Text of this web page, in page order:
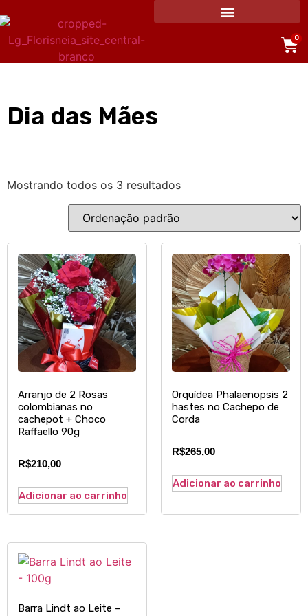
0
Dia das Mães
Mostrando todos os 3 resultados
Arranjo de 2 Rosas
colombianas no
cachepot + Choco
Raffaello 90g
R$210,00
Adicionar ao carrinho
Orquídea Phalaenopsis 2
hastes no Cachepo de
Corda
R$265,00
Adicionar ao carrinho
Barra Lindt ao Leite –